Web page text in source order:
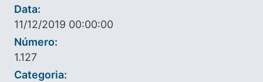
Data:
11/12/2019 00:00:00
Número:
1.127
Categoria: